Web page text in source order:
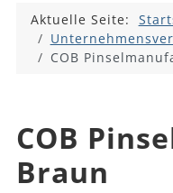
Aktuelle Seite:
COB
COB
Braun